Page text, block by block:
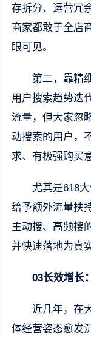
存拆分、运营冗
商家都敢于全店
眼可见。
第二，靠精
用户搜索趋势迭
流量，但大家忽
动搜索的用户，
求、有极强购买
尤其是618
给予额外流量扶
主动搜、高频搜
并快速落地为真
03长效增长
近几年，在
体经营姿态愈发